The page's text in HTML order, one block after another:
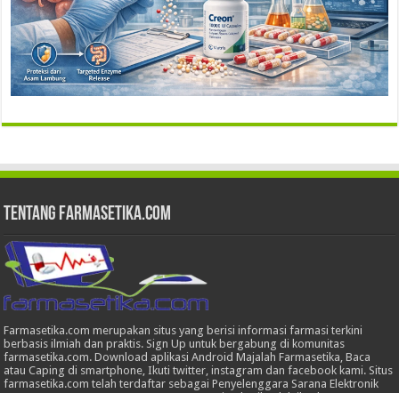
Tentang Farmasetika.com
Farmasetika.com merupakan situs yang berisi informasi farmasi terkini
berbasis ilmiah dan praktis. Sign Up untuk bergabung di komunitas
farmasetika.com. Download aplikasi Android Majalah Farmasetika, Baca
atau Caping di smartphone, Ikuti twitter, instagram dan facebook kami. Situs
farmasetika.com telah terdaftar sebagai Penyelenggara Sarana Elektronik